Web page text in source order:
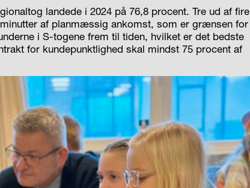
landede i 2024 på 76,8 procent. Tre ud af fire
af planmæssig ankomst, som er grænsen for
i S-togene frem til tiden, hvilket er det bedste
for kundepunktlighed skal mindst 75 procent af